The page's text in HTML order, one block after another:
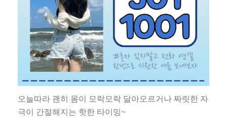
오늘따라 괜히 몸이 모락모락 달아오르거나 짜릿한 자
극이 간절해지는 핫한 타이밍~